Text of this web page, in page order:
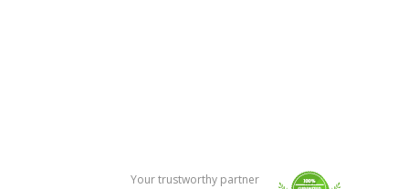
Your trustworthy partner